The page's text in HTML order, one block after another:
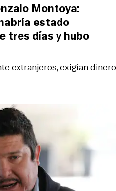
extranjeros, exigían dinero
Montoya:
estado
tres días y hubo